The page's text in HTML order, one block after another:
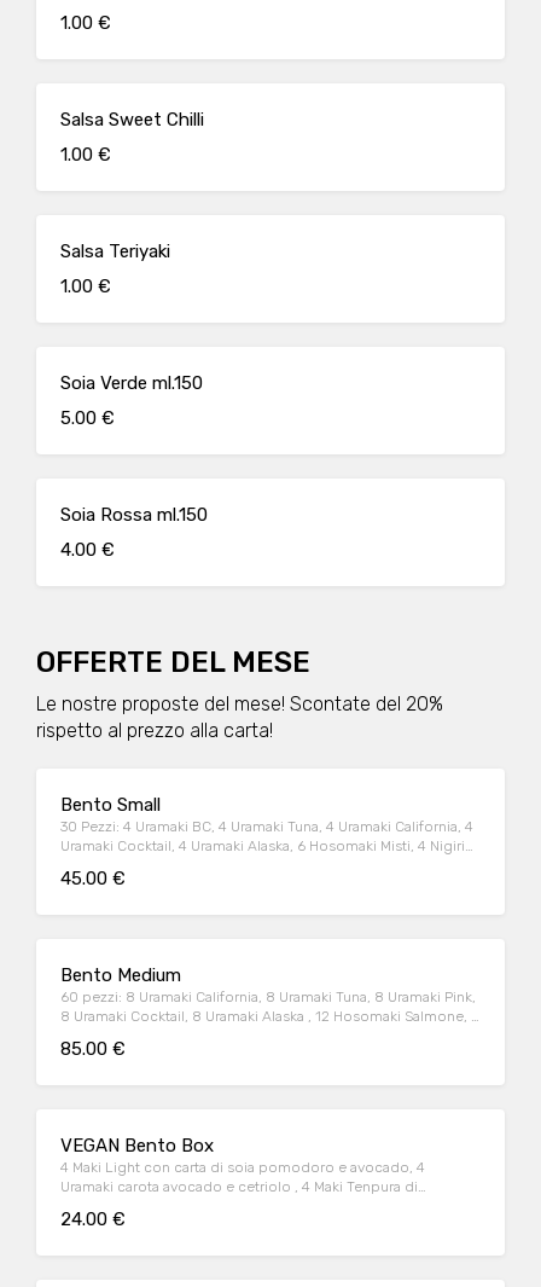
1.00 €
Salsa Sweet Chilli
1.00 €
Salsa Teriyaki
1.00 €
Soia Verde ml.150
5.00 €
Soia Rossa ml.150
4.00 €
OFFERTE DEL MESE
Le nostre proposte del mese! Scontate del 20%
rispetto al prezzo alla carta!
Bento Small
30 Pezzi: 4 Uramaki BC, 4 Uramaki Tuna, 4 Uramaki California, 4
Uramaki Cocktail, 4 Uramaki Alaska, 6 Hosomaki Misti, 4 Nigiri
45.00 €
Bento Medium
60 pezzi: 8 Uramaki California, 8 Uramaki Tuna, 8 Uramaki Pink,
8 Uramaki Cocktail, 8 Uramaki Alaska , 12 Hosomaki Salmone, 4
85.00 €
VEGAN Bento Box
4 Maki Light con carta di soia pomodoro e avocado, 4
Uramaki carota avocado e cetriolo , 4 Maki Tenpura di
24.00 €